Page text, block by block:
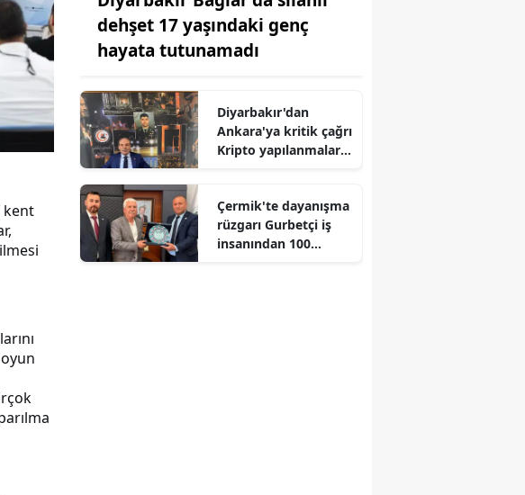
kent
dehşet 17 yaşındaki genç
hayata tutunamadı
Diyarbakır'dan
Ankara'ya kritik çağrı
Kripto yapılanmalara
Çermik'te dayanışma
rüzgarı Gurbetçi iş
insanından 100